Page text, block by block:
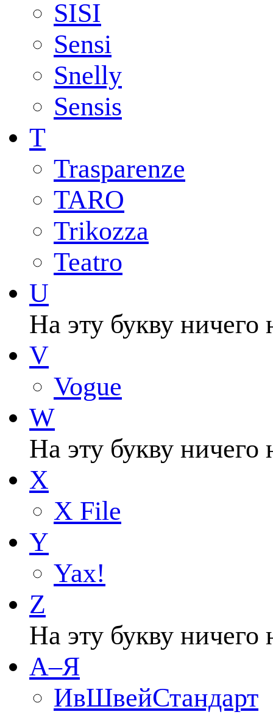
SISI
Sensi
Snelly
Sensis
T
Trasparenze
TARO
Trikozza
Teatro
U
На эту букву ничего
V
Vogue
W
На эту букву ничего
X
X File
Y
Yax!
Z
На эту букву ничего
А–Я
ИвШвейСтандарт